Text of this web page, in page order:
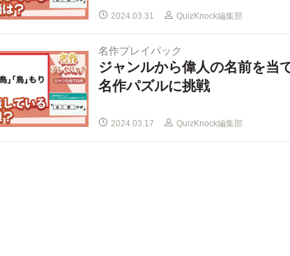
2024.03.31 QuizKnock編集部
名作プレイバック
ジャンルから偉人の名前を当
名作パズルに挑戦
2024.03.17 QuizKnock編集部